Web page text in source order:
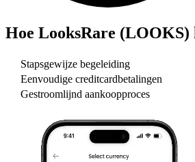
Hoe LooksRare (LOOKS)
Stapsgewijze begeleiding
Eenvoudige creditcardbetalingen
Gestroomlijnd aankoopproces